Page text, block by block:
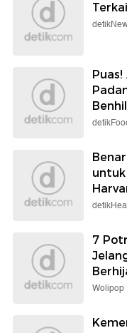
Benhil
7
Wolipop